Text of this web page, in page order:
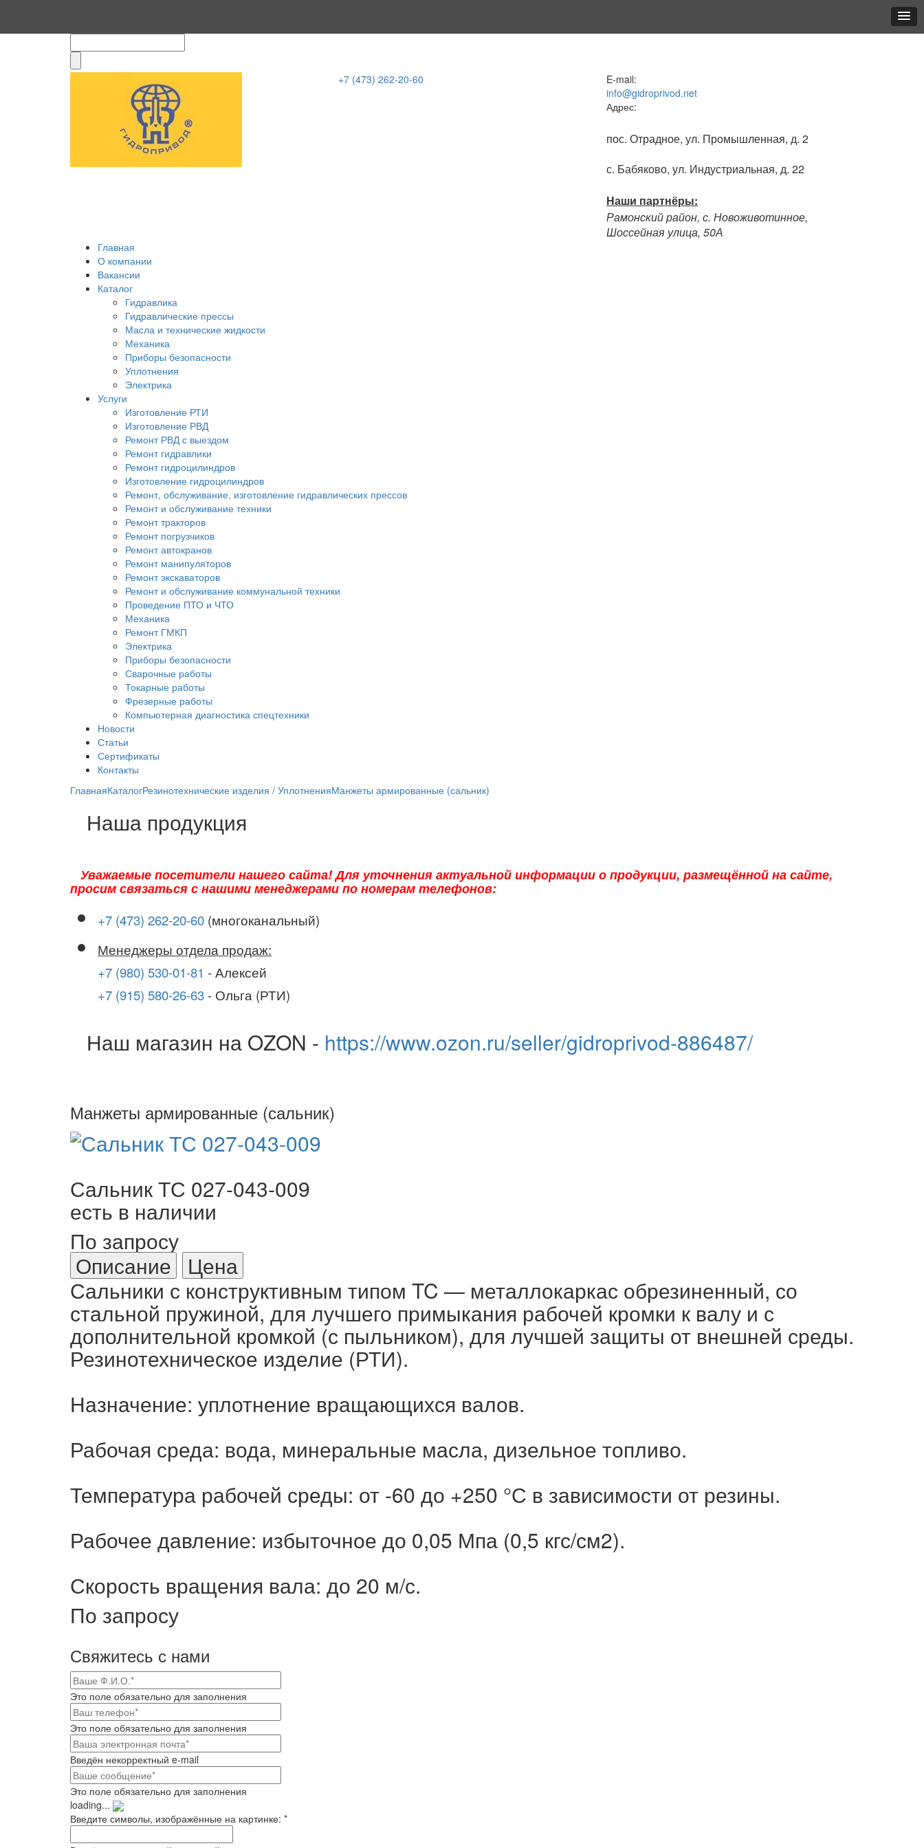
+7 (473) 262-20-60
E-mail:
info@gidroprivod.net
Адрес:
пос. Отрадное, ул. Промышленная, д. 2
с. Бабяково, ул. Индустриальная, д. 22
Наши партнёры:
Рамонский район, с. Новоживотинное,
Шоссейная улица, 50А
Главная
О компании
Вакансии
Каталог
Гидравлика
Гидравлические прессы
Масла и технические жидкости
Механика
Приборы безопасности
Уплотнения
Электрика
Услуги
Изготовление РТИ
Изготовление РВД
Ремонт РВД с выездом
Ремонт гидравлики
Ремонт гидроцилиндров
Изготовление гидроцилиндров
Ремонт, обслуживание, изготовление гидравлических прессов
Ремонт и обслуживание техники
Ремонт тракторов
Ремонт погрузчиков
Ремонт автокранов
Ремонт манипуляторов
Ремонт экскаваторов
Ремонт и обслуживание коммунальной техники
Проведение ПТО и ЧТО
Механика
Ремонт ГМКП
Электрика
Приборы безопасности
Сварочные работы
Токарные работы
Фрезерные работы
Компьютерная диагностика спецтехники
Новости
Статьи
Сертификаты
Контакты
ГлавнаяКаталогРезинотехнические изделия / УплотненияМанжеты армированные (сальник)
Наша продукция
Уважаемые посетители нашего сайта! Для уточнения актуальной информации о продукции, размещённой на сайте,
просим связаться с нашими менеджерами по номерам телефонов:
+7 (473) 262-20-60 (многоканальный)
Менеджеры отдела продаж:
+7 (980) 530-01-81 - Алексей
+7 (915) 580-26-63- Ольга (РТИ)
Наш магазин на OZON - https://www.ozon.ru/seller/gidroprivod-886487/
Манжеты армированные (сальник)
Сальник ТС 027-043-009
есть в наличии
По запросу
Описание
Цена
Сальники с конструктивным типом TC — металлокаркас обрезиненный, со
стальной пружиной, для лучшего примыкания рабочей кромки к валу и с
дополнительной кромкой (с пыльником), для лучшей защиты от внешней среды.
Резинотехническое изделие (РТИ).
Назначение: уплотнение вращающихся валов.
Рабочая среда: вода, минеральные масла, дизельное топливо.
Температура рабочей среды: от -60 до +250 °С в зависимости от резины.
Рабочее давление: избыточное до 0,05 Мпа (0,5 кгс/см2).
Скорость вращения вала: до 20 м/с.
По запросу
Свяжитесь с нами
Это поле обязательно для заполнения
Это поле обязательно для заполнения
Введён некорректный e-mail
Это поле обязательно для заполнения
loading...
Введите символы, изображённые на картинке: *